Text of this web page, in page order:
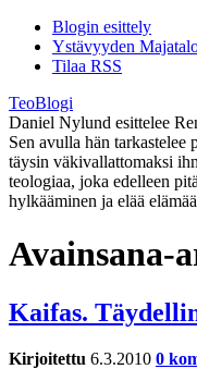
Blogin esittely
Ystävyyden
Tilaa RSS
TeoBlogi
Daniel Nylund esittelee
Sen avulla hän
täysin väkivallattomaksi
teologiaa, joka edelleen
hylkääminen ja elää
Avainsana-
Kaifas.
Kirjoitettu 6.3.2010 0